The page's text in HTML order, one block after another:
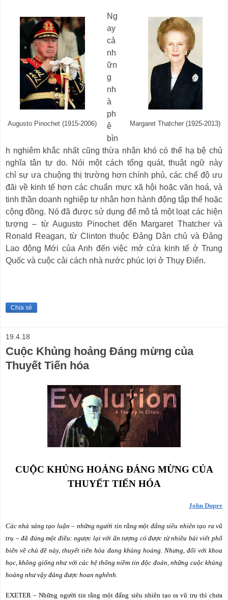
Augusto Pinochet (1915-2006) Margaret Thatcher (1925-2013)
Ng
ay
cả
nh
ữn
g
nh
à
ph
ê
bìn
h nghiêm khắc nhất cũng thừa nhận khó có thể hạ bệ chủ
nghĩa tân tự do. Nói một cách tổng quát,thuật ngữ này
chỉ sự ưa chuộng thị trường hơn chính phủ, các chế độ ưu
đãi về kinh tế hơn các chuẩn mực xã hội hoặc văn hoá, và
tinh thần doanh nghiệp tư nhân hơn hành động tập thể hoặc
cộng đồng. Nó đã được sử dụng để mô tả một loạt các hiện
tượng – từ Augusto Pinochet đến Margaret Thatcher và
Ronald Reagan, từ Clinton thuộc Đảng Dân chủ và Đảng
Lao động Mới của Anh đến việc mở cửa kinh tế ở Trung
Quốc và cuộc cải cách nhà nước phúc lợi ở Thụy Điển.
Chia sẻ
19.4.18
Cuộc Khủng hoảng Đáng mừng của
Thuyết Tiến hóa
CUỘC KHỦNG HOẢNG ĐÁNG MỪNG CỦA
THUYẾT TIẾN HÓA
John Dupre
Các nhà sáng tạo luận – những người tin rằng một đấng siêu nhiên tạo ra vũ
trụ – đã đúng một điều: ngược lại với ấn tượng có được từ nhiều bài viết phổ
biến về chủ đề này, thuyết tiến hóa đang khủng hoảng. Nhưng, đối với khoa
học, không giống như với các hệ thống niềm tin độc đoán, những cuộc khủng
hoảng như vậy đáng được hoan nghênh.
EXETER – Những người tin rằng một đấng siêu nhiên tạo ra vũ trụ thì chưa